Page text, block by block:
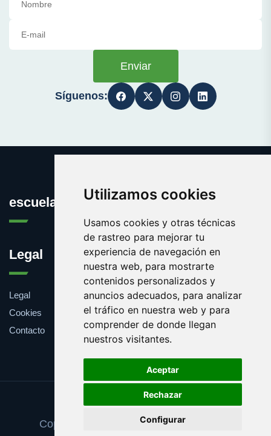
Utilizamos cookies
Usamos cookies y otras técnicas
de rastreo para mejorar tu
experiencia de navegación en
nuestra web, para mostrarte
contenidos personalizados y
anuncios adecuados, para analizar
el tráfico en nuestra web y para
comprender de donde llegan
nuestros visitantes.
Aceptar
Rechazar
Configurar
Enviar
Síguenos:
escuelainformatica.es
Legal
Legal
Cookies
Contacto
Update cookies preferences
Copyright © 2025 escuelainformatica.es